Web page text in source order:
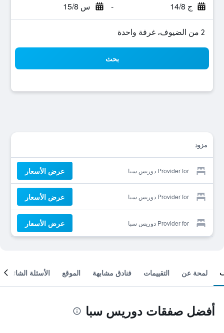
ج 14/8 - س 15/8
2 من الضيوف، غرفة واحدة
بحث
مزود
Provider for دوريس سبا عرض الأسعار
Provider for دوريس سبا عرض الأسعار
Provider for دوريس سبا عرض الأسعار
لمحة عن التقييمات فنادق مشابهة الموقع الأسئلة الشائعة
أفضل صفقات دوريس سبا